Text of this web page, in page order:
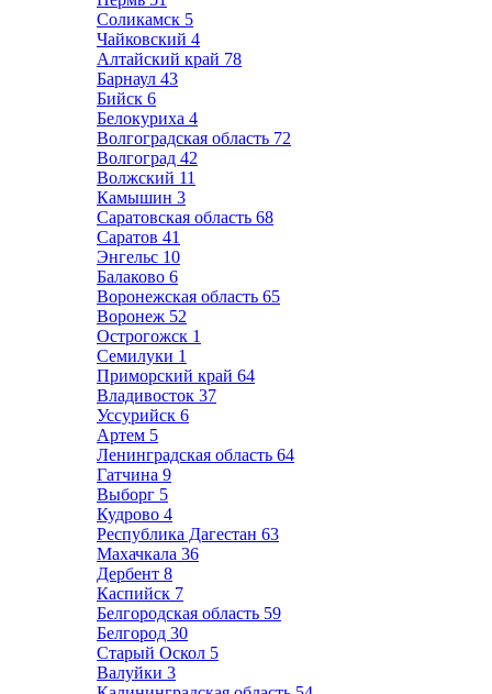
Соликамск 5
Чайковский 4
Алтайский край 78
Барнаул 43
Бийск 6
Белокуриха 4
Волгоградская область 72
Волгоград 42
Волжский 11
Камышин 3
Саратовская область 68
Саратов 41
Энгельс 10
Балаково 6
Воронежская область 65
Воронеж 52
Острогожск 1
Семилуки 1
Приморский край 64
Владивосток 37
Уссурийск 6
Артем 5
Ленинградская область 64
Гатчина 9
Выборг 5
Кудрово 4
Республика Дагестан 63
Махачкала 36
Дербент 8
Каспийск 7
Белгородская область 59
Белгород 30
Старый Оскол 5
Валуйки 3